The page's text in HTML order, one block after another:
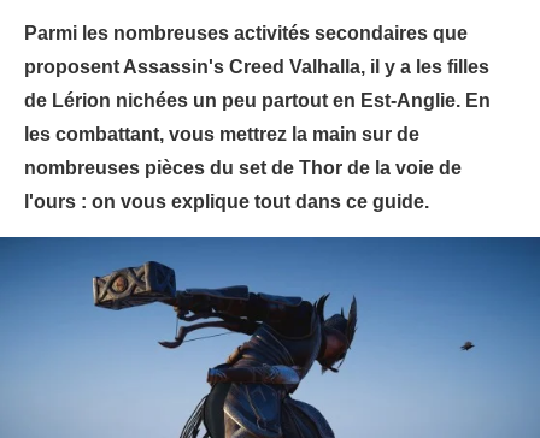
Parmi les nombreuses activités secondaires que
proposent Assassin's Creed Valhalla, il y a les filles
de Lérion nichées un peu partout en Est-Anglie. En
les combattant, vous mettrez la main sur de
nombreuses pièces du set de Thor de la voie de
l'ours : on vous explique tout dans ce guide.